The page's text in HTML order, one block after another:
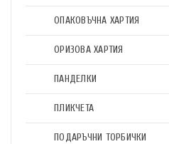
ОПАКОВЪЧНА ХАРТИЯ
ОРИЗОВА ХАРТИЯ
ПАНДЕЛКИ
ПЛИКЧЕТА
ПОДАРЪЧНИ ТОРБИЧКИ